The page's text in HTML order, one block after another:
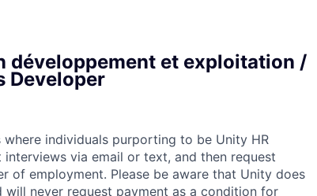
développement et exploitation /
Developer
individuals purporting to be Unity HR
via email or text, and then request
of employment. Please be aware that Unity does
never request payment as a condition for